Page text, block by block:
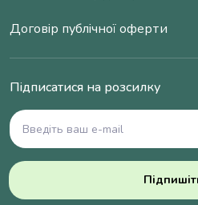
Договір публічної оферти
Підписатися на розсилку